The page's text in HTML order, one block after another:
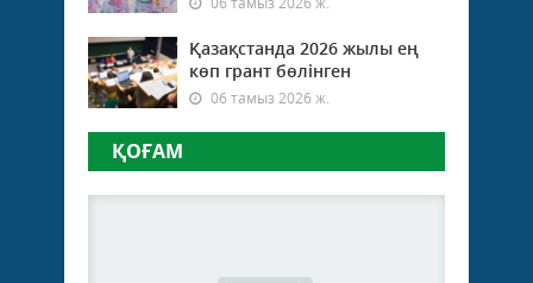
Қазақстанда 2026 жылы ең
көп грант бөлінген
06 тамыз 2026 ж.
ҚОҒАМ